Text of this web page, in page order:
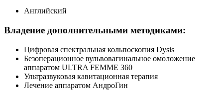
Английский
Владение дополнительными методиками:
Цифровая спектральная кольпоскопия Dysis
Безоперационное вульвовагинальное омоложение
аппаратом ULTRA FEMME 360
Ультразвуковая кавитационная терапия
Лечение аппаратом АндроГин